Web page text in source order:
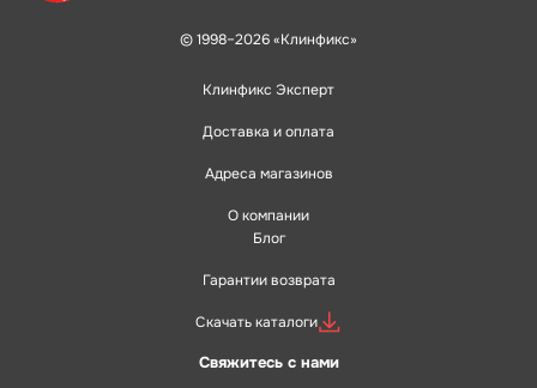
© 1998–2026 «Клинфикс»
Клинфикс Эксперт
Доставка и оплата
Адреса магазинов
О компании
Блог
Гарантии возврата
Скачать каталоги
Свяжитесь с нами